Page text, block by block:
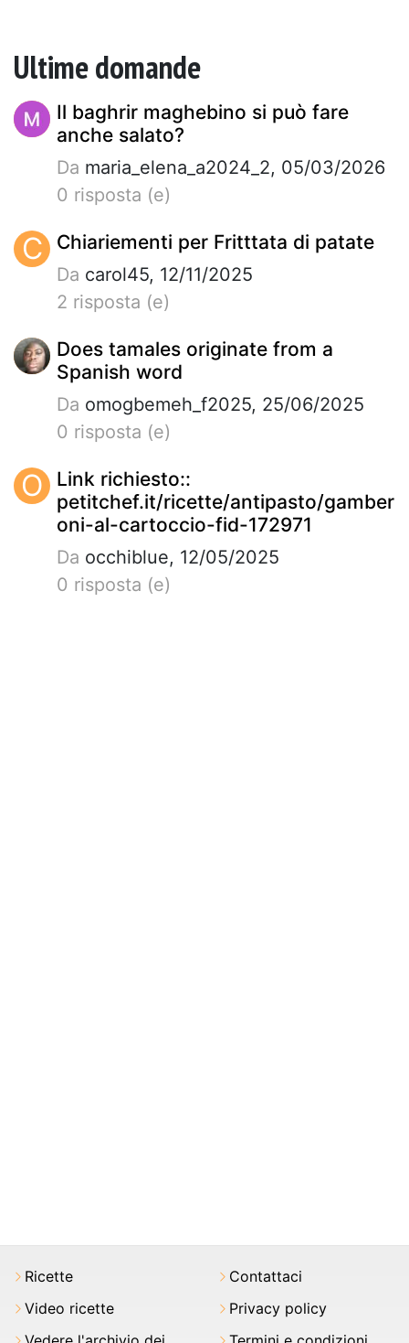
Ultime domande
Il baghrir maghebino si può fare
anche salato?
Da maria_elena_a2024_2, 05/03/2026
0 risposta (e)
C Chiariementi per Fritttata di patate
Da carol45, 12/11/2025
2 risposta (e)
Does tamales originate from a
Spanish word
Da omogbemeh_f2025, 25/06/2025
0 risposta (e)
O
Link richiesto::
petitchef.it/ricette/antipasto/gamber
oni-al-cartoccio-fid-172971
Da occhiblue, 12/05/2025
0 risposta (e)
Ricette
Video ricette
Contattaci
Privacy policy